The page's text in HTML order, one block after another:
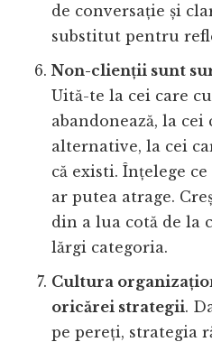
de conversație și
substitut pentru
Non-clienții sunt
Uită-te la cei care
abandonează, la cei
alternative, la cei
că existi. Înțelege
ar putea atrage.
din a lua cotă de la
lărgi categoria.
Cultura
oricărei strategii.
pe pereți, strategia